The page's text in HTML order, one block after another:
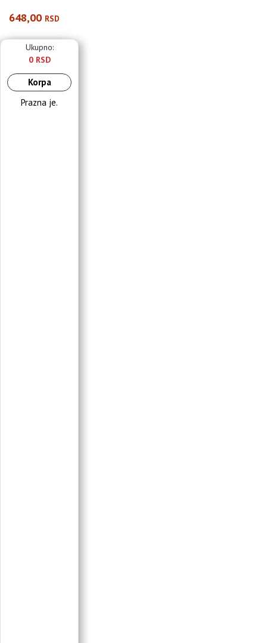
648,00 RSD
Ukupno:
0 RSD
Korpa
Prazna je.